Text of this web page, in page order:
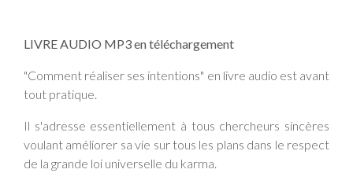
LIVRE AUDIO MP3 en téléchargement
"Comment réaliser ses intentions" en livre audio est avant
tout pratique.
Il s'adresse essentiellement à tous chercheurs sincères
voulant améliorer sa vie sur tous les plans dans le respect
de la grande loi universelle du karma.